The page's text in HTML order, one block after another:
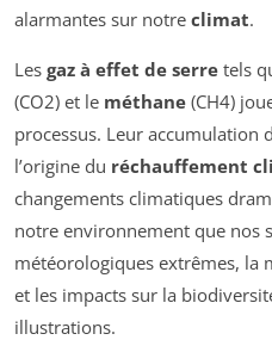
alarmantes sur notre climat.
Les gaz à effet de serre tels
(CO2) et le méthane (CH4)
processus. Leur accumulation
l’origine du réchauffement
changements climatiques
notre environnement que nos
météorologiques extrêmes, la
et les impacts sur la
illustrations.